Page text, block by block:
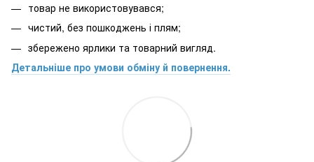
товар не використовувався;
чистий, без пошкоджень і плям;
збережено ярлики та товарний вигляд.
Детальніше про умови обміну й повернення.